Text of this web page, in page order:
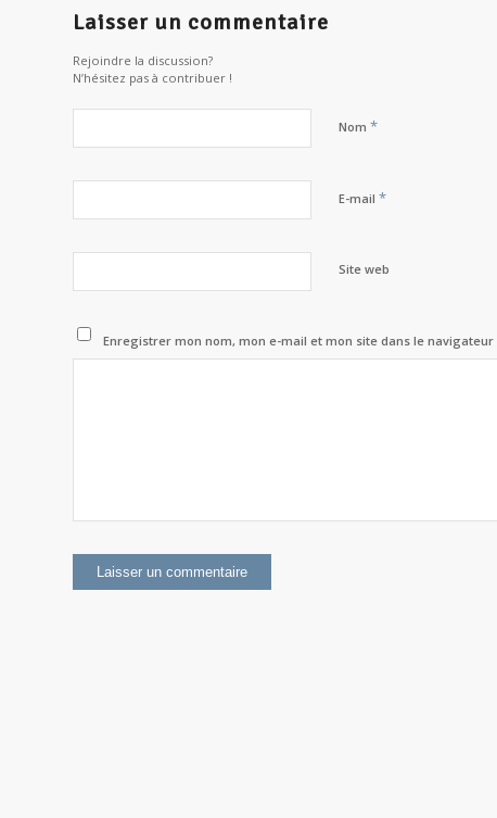
Laisser un commentaire
Rejoindre la discussion?
N’hésitez pas à contribuer !
Nom *
E-mail *
Site web
Enregistrer mon nom, mon e-mail et mon site dans le